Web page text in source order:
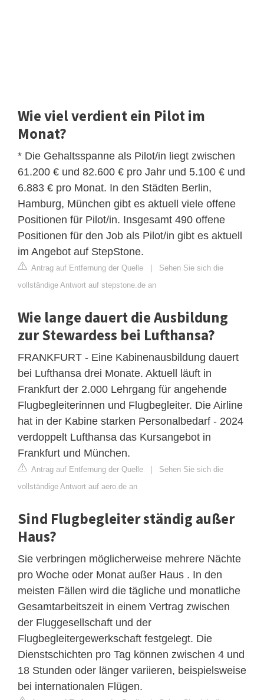
Wie viel verdient ein Pilot im
Monat?
* Die Gehaltsspanne als Pilot/in liegt zwischen
61.200 € und 82.600 € pro Jahr und 5.100 € und
6.883 € pro Monat. In den Städten Berlin,
Hamburg, München gibt es aktuell viele offene
Positionen für Pilot/in. Insgesamt 490 offene
Positionen für den Job als Pilot/in gibt es aktuell
im Angebot auf StepStone.
Antrag auf Entfernung der Quelle | Sehen Sie sich die
vollständige Antwort auf stepstone.de an
Wie lange dauert die Ausbildung
zur Stewardess bei Lufthansa?
FRANKFURT - Eine Kabinenausbildung dauert
bei Lufthansa drei Monate. Aktuell läuft in
Frankfurt der 2.000 Lehrgang für angehende
Flugbegleiterinnen und Flugbegleiter. Die Airline
hat in der Kabine starken Personalbedarf - 2024
verdoppelt Lufthansa das Kursangebot in
Frankfurt und München.
Antrag auf Entfernung der Quelle | Sehen Sie sich die
vollständige Antwort auf aero.de an
Sind Flugbegleiter ständig außer
Haus?
Sie verbringen möglicherweise mehrere Nächte
pro Woche oder Monat außer Haus . In den
meisten Fällen wird die tägliche und monatliche
Gesamtarbeitszeit in einem Vertrag zwischen
der Fluggesellschaft und der
Flugbegleitergewerkschaft festgelegt. Die
Dienstschichten pro Tag können zwischen 4 und
18 Stunden oder länger variieren, beispielsweise
bei internationalen Flügen.